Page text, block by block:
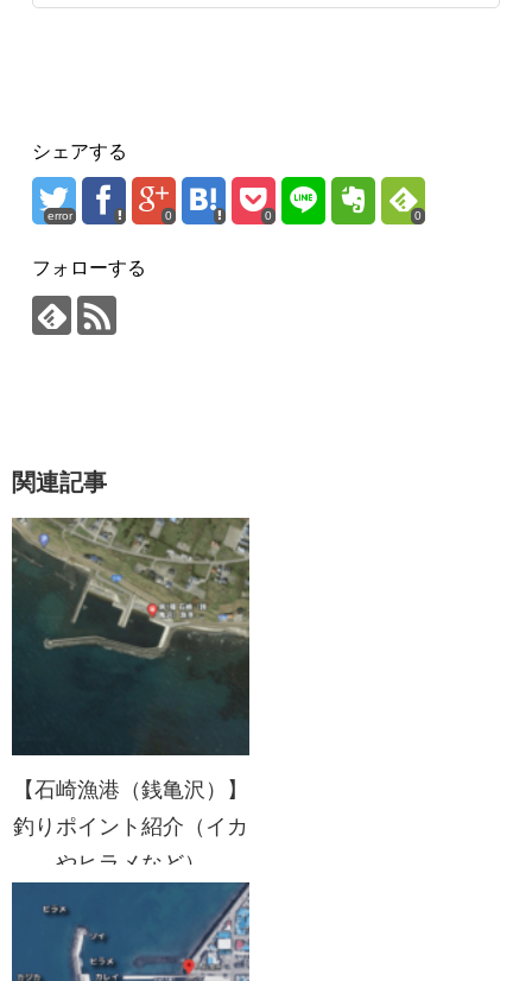
シェアする
error 0 0 0
フォローする
関連記事
【石崎漁港（銭亀沢）】
釣りポイント紹介（イカ
やヒラメなど）